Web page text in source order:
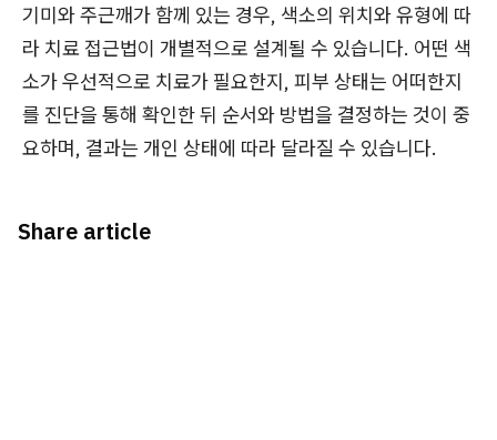
기미와 주근깨가 함께 있는 경우, 색소의 위치와 유형에 따
라 치료 접근법이 개별적으로 설계될 수 있습니다. 어떤 색
소가 우선적으로 치료가 필요한지, 피부 상태는 어떠한지
를 진단을 통해 확인한 뒤 순서와 방법을 결정하는 것이 중
요하며, 결과는 개인 상태에 따라 달라질 수 있습니다.
Share article